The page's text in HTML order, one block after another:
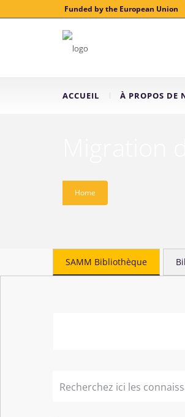
Funded by the European Union
ACCUEIL À PROPOS DE
Home
SAMM Bibliothèque